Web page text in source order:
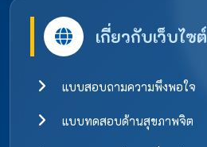
เกี่ยวกับเว็บไซต์
แบบสอบถามความพึงพอใจ
แบบทดสอบด้านสุขภาพจิต